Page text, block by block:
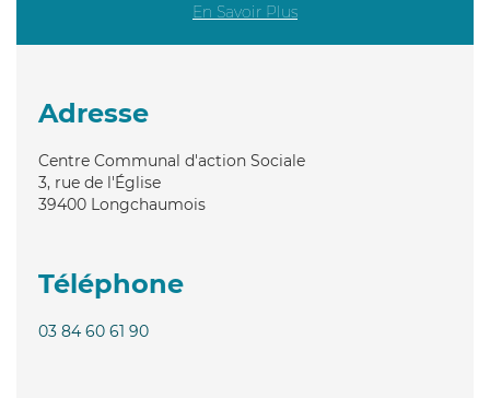
En Savoir Plus
Adresse
Centre Communal d'action Sociale
3, rue de l'Église
39400 Longchaumois
Téléphone
03 84 60 61 90